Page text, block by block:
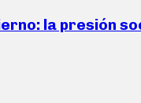
la presión